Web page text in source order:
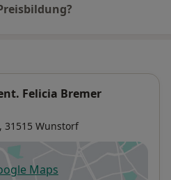
Felicia Bremer
31515 Wunstorf
Maps
öffnet in einer neuen